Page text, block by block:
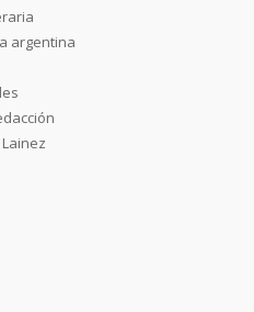
argentina